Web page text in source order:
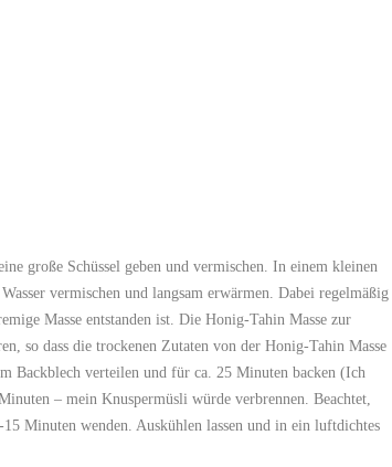
große Schüssel geben und vermischen. In einem kleinen
vermischen und langsam erwärmen. Dabei regelmäßig
Masse entstanden ist. Die Honig-Tahin Masse zur
so dass die trockenen Zutaten von der Honig-Tahin Masse
Backblech verteilen und für ca. 25 Minuten backen (Ich
– mein Knuspermüsli würde verbrennen. Beachtet,
Minuten wenden. Auskühlen lassen und in ein luftdichtes